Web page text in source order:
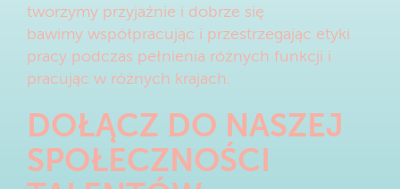
tworzymy przyjaźnie i dobrze się
bawimy współpracując i przestrzegając etyki
pracy podczas pełnienia różnych funkcji i
pracując w różnych krajach.
DOŁĄCZ DO NASZEJ
SPOŁECZNOŚCI